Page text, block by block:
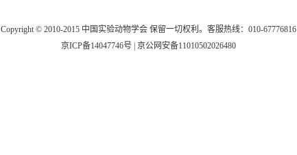
Copyright © 2010-2015 中国实验动物学会 保留一切权利。客服热线：010-67776816
京ICP备14047746号 | 京公网安备11010502026480